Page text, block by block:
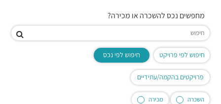
מחפשים נכס להשכרה או מכירה?
חיפוש לפי פרויקט חיפוש לפי נכס
פרויקטים בהקמה/עתידיים
השכרה מכירה